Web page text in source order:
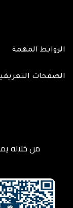
الروابط المهمة
الصفحات
من خلاله